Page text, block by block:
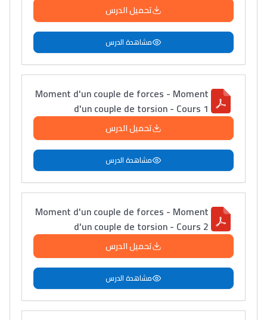
تحميل الدرس
مشاهدة الدرس
Moment d'un couple de forces - Moment
d'un couple de torsion - Cours 1
تحميل الدرس
مشاهدة الدرس
Moment d'un couple de forces - Moment
d'un couple de torsion - Cours 2
تحميل الدرس
مشاهدة الدرس